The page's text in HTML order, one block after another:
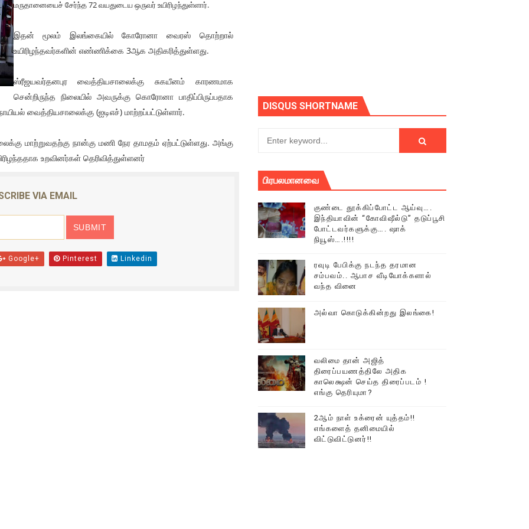
கண்டனப் போராட்டத்திற்கு கலந்துகொள்ளுமாறு அன்புரிமையோடு அழைக்கின்றோம்.
மாணவர்கள் தொடர்பில் நாடாளுமன்றத்தில் பகிரங்க கேள்வி
இலங்கைத் தமிழ் குடும்பம்!! நடந்தது என்ன
இலங்கை பாடலாசிரியர் வெளியிட்ட...
- கொதித்தெழுந்த பிரதேசவாசிகள்!
இடங்கள்...
அதிரடி உத்தரவு!
கேணல் சங்கர் ஆகியோரின் நினைவெழுச்சி நாள் - 26.09.2021 சுவிஸ் (செய்தியும்,படங்களும்..)
தமிழின அழிப்பிற்கு நீதி கேட்டு நடைபெற்ற கவனயீர்ப்புப் போராட்டத்தில் திரண்ட தமிழ்மக்கள்!!
மருதானையைச் சேர்ந்த 72 வயதுடைய ஒருவர் உயிரிழந்துள்ளார்.
இதன் மூலம் இலங்கையில் கோரோனா வைரஸ் தொற்றால்
உயிரிழந்தவர்களின் எண்ணிக்கை 3ஆக அதிகரித்துள்ளது.
ஸ்ரீஜயவர்தனபுர வைத்தியசாலைக்கு சுகயீனம் காரணமாக
சென்றிருந்த நிலையில் அவருக்கு கொரோனா பாதிப்பிருப்பதாக
வைத்தியசாலைக்கு (ஐடிஎச்) மாற்றப்பட்டுள்ளார்.
மாற்றுவதற்கு நான்கு மணி நேர தாமதம் ஏற்பட்டுள்ளது. அங்கு
உறவினர்கள் தெரிவித்துள்ளனர்
VIA EMAIL
Google+ Pinterest Linkedin
DISQUS SHORTNAME
பிரபலமானவை
குண்டை தூக்கிப்போட்ட ஆய்வு….
இந்தியாவின் “கோவிஷீல்டு” தடுப்பூசி
போட்டவர்களுக்கு…. ஷாக்
நியூஸ்….!!!!
ரவுடி பேபிக்கு நடந்த தரமான
சம்பவம்.. ஆபாச வீடியோக்களால்
வந்த வினை
அல்வா கொடுக்கின்றது இலங்கை!
வலிமை தான் அஜித்
திரைப்பயணத்திலே அதிக
காலெக்ஷன் செய்த திரைப்படம் !
எங்கு தெரியுமா?
2ஆம் நாள் உக்ரைன் யுத்தம்!!
எங்களைத் தனிமையில்
விட்டுவிட்டுனர்!!